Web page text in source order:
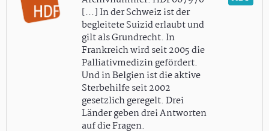
[…] In der Schweiz ist der
begleitete Suizid erlaubt und
gilt als Grundrecht. In
Frankreich wird seit 2005 die
Palliativmedizin gefördert.
Und in Belgien ist die aktive
Sterbehilfe seit 2002
gesetzlich geregelt. Drei
Länder geben drei Antworten
auf die Fragen.